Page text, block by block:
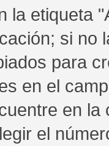
la etiqueta
si no
para
en el
en
el